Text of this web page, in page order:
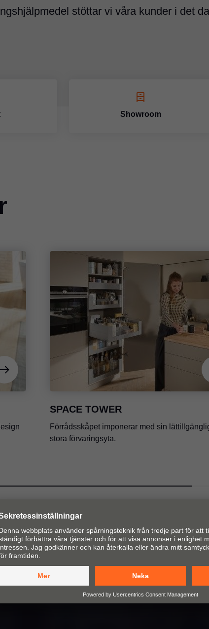
stöttar vi våra kunder i det
Showroom
SPACE TOWER
Förrådsskåpet imponerar med sin
stora förvaringsyta.